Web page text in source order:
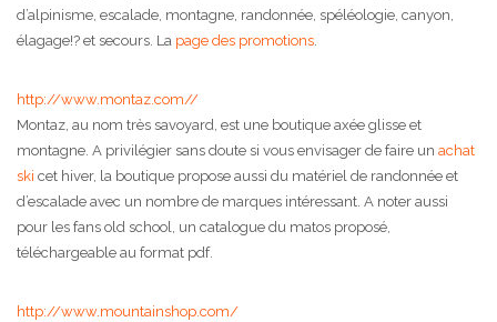
d’alpinisme, escalade, montagne, randonnée, spéléologie, canyon,
élagage!? et secours. La page des promotions.
http://www.montaz.com//
Montaz, au nom très savoyard, est une boutique axée glisse et
montagne. A privilégier sans doute si vous envisager de faire un achat
ski cet hiver, la boutique propose aussi du matériel de randonnée et
d’escalade avec un nombre de marques intéressant. A noter aussi
pour les fans old school, un catalogue du matos proposé,
téléchargeable au format pdf.
http://www.mountainshop.com/